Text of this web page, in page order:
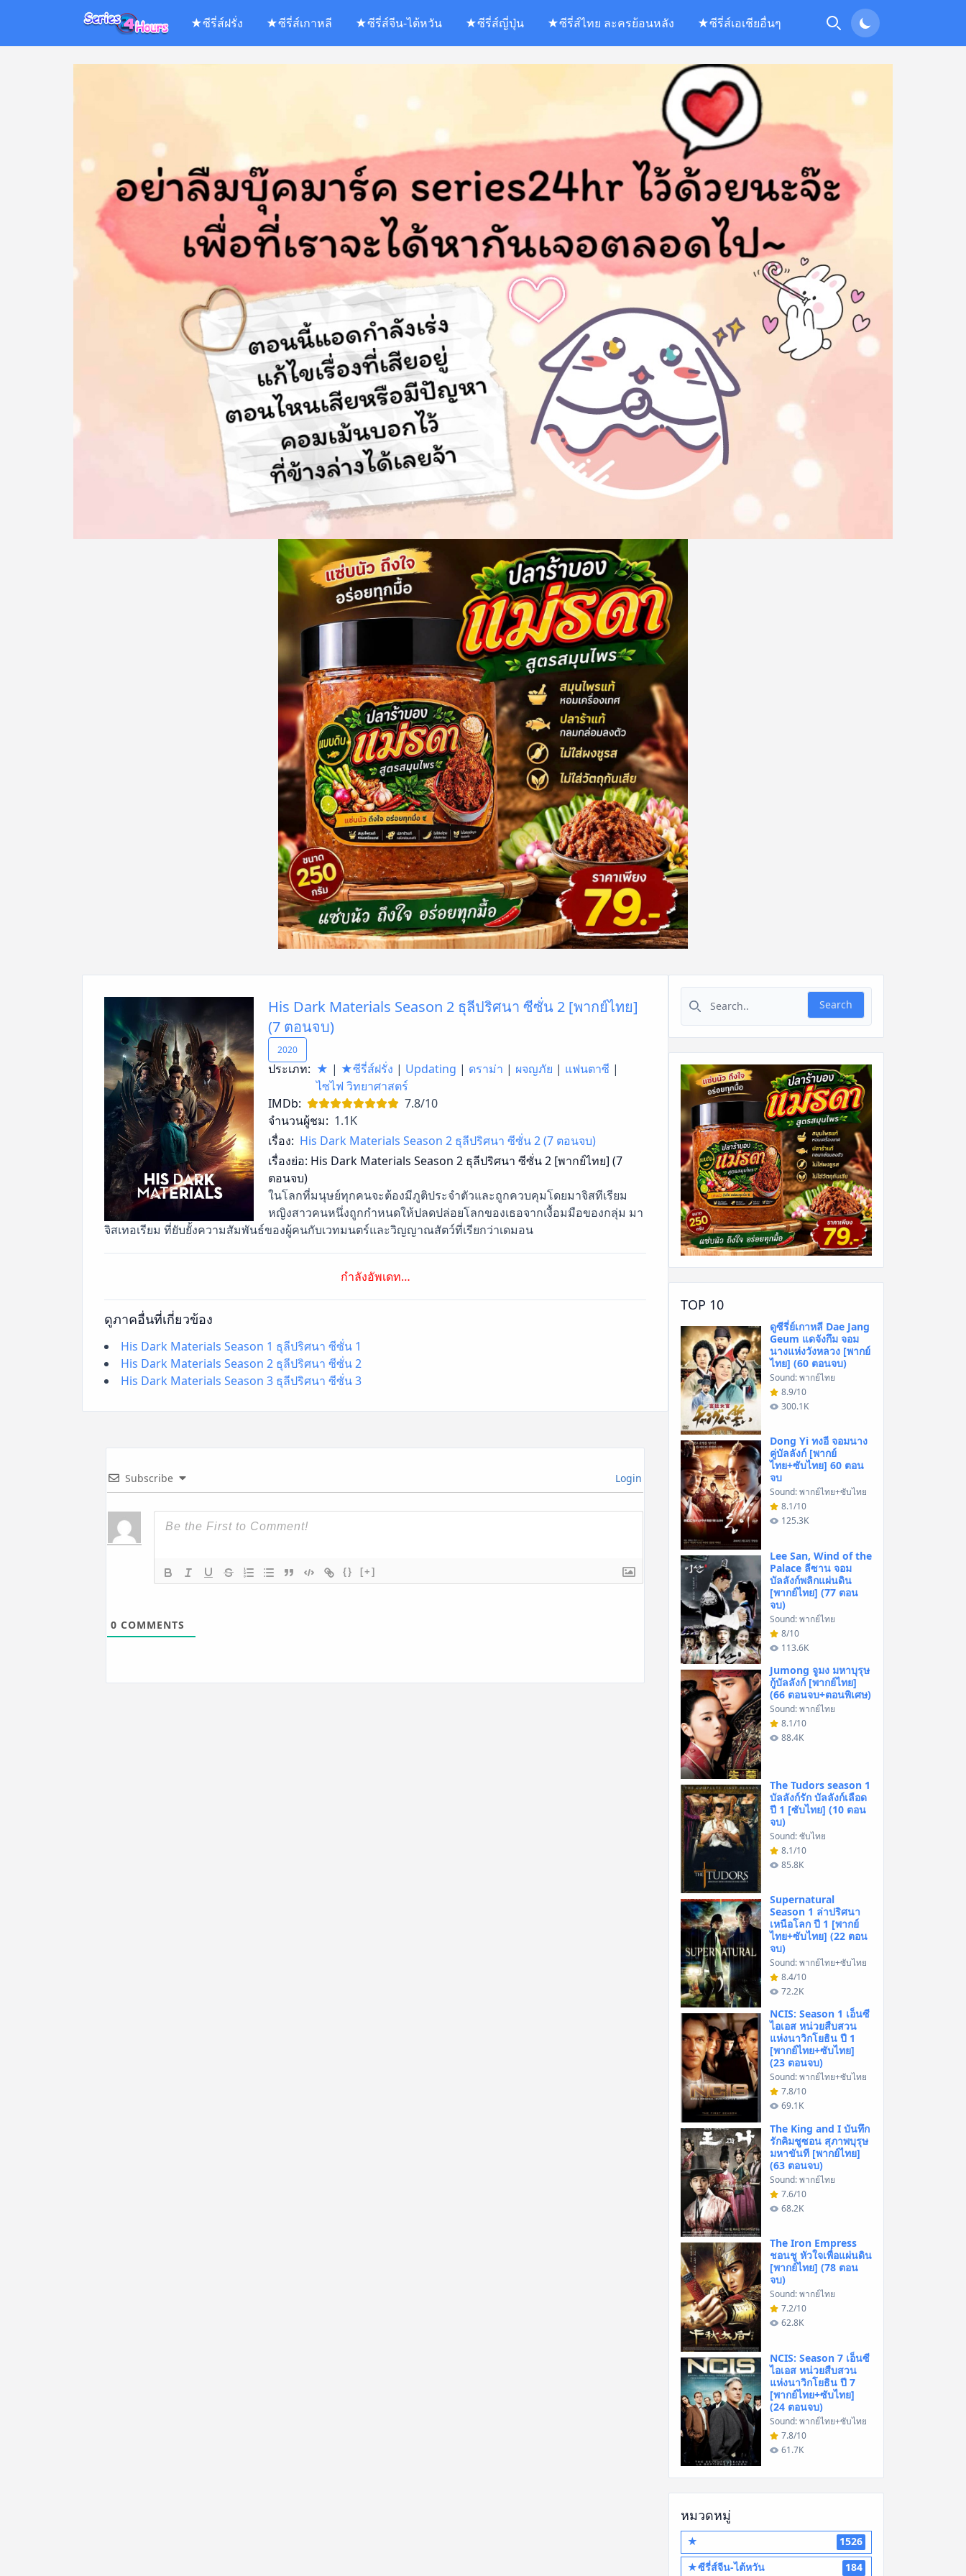
content
Search
★ซีรี่ส์ฝรั่ง ★ซีรี่ส์เกาหลี ★ซีรี่ส์จีน-ไต้หวัน ★ซีรี่ส์ญี่ปุ่น ★ซีรี่ส์ไทย ละครย้อนหลัง ★ซีรี่ส์เอเชียอื่นๆ
His Dark Materials Season 2 ธุลีปริศนา ซีซั่น 2 [พากย์ไทย]
(7 ตอนจบ)
2020
ประเภท: ★ | ★ซีรี่ส์ฝรั่ง | Updating | ดราม่า | ผจญภัย | แฟนตาซี |
ไซไฟ วิทยาศาสตร์
IMDb:
7.8/10
จำนวนผู้ชม: 1.1K
เรื่อง: His Dark Materials Season 2 ธุลีปริศนา ซีซั่น 2 (7 ตอนจบ)
เรื่องย่อ: His Dark Materials Season 2 ธุลีปริศนา ซีซั่น 2 [พากย์ไทย] (7
ตอนจบ)
ในโลกที่มนุษย์ทุกคนจะต้องมีภูติประจำตัวและถูกควบคุมโดยมาจิสทีเรียม
หญิงสาวคนหนึ่งถูกกำหนดให้ปลดปล่อยโลกของเธอจากเงื้อมมือของกลุ่ม มา
จิสเทอเรียม ที่ยับยั้งความสัมพันธ์ของผู้คนกับเวทมนตร์และวิญญาณสัตว์ที่เรียกว่าเดมอน
กำลังอัพเดท…
ดูภาคอื่นที่เกี่ยวข้อง
His Dark Materials Season 1 ธุลีปริศนา ซีซั่น 1
His Dark Materials Season 2 ธุลีปริศนา ซีซั่น 2
His Dark Materials Season 3 ธุลีปริศนา ซีซั่น 3
Subscribe Login
{} [+]
0 COMMENTS
Search for:
Search
TOP 10
ดูซีรี่ย์เกาหลี Dae Jang
Geum แดจังกึม จอม
นางแห่งวังหลวง [พากย์
ไทย] (60 ตอนจบ)
Sound: พากย์ไทย
8.9/10
300.1K
Dong Yi ทงอี จอมนาง
คู่บัลลังก์ [พากย์
ไทย+ซับไทย] 60 ตอน
จบ
Sound: พากย์ไทย+ซับไทย
8.1/10
125.3K
Lee San, Wind of the
Palace ลีซาน จอม
บัลลังก์พลิกแผ่นดิน
[พากย์ไทย] (77 ตอน
จบ)
Sound: พากย์ไทย
8/10
113.6K
Jumong จูมง มหาบุรุษ
กู้บัลลังก์ [พากย์ไทย]
(66 ตอนจบ+ตอนพิเศษ)
Sound: พากย์ไทย
8.1/10
88.4K
The Tudors season 1
บัลลังก์รัก บัลลังก์เลือด
ปี 1 [ซับไทย] (10 ตอน
จบ)
Sound: ซับไทย
8.1/10
85.8K
Supernatural
Season 1 ล่าปริศนา
เหนือโลก ปี 1 [พากย์
ไทย+ซับไทย] (22 ตอน
จบ)
Sound: พากย์ไทย+ซับไทย
8.4/10
72.2K
NCIS: Season 1 เอ็นซี
ไอเอส หน่วยสืบสวน
แห่งนาวิกโยธิน ปี 1
[พากย์ไทย+ซับไทย]
(23 ตอนจบ)
Sound: พากย์ไทย+ซับไทย
7.8/10
69.1K
The King and I บันทึก
รักคิมชูซอน สุภาพบุรุษ
มหาขันที [พากย์ไทย]
(63 ตอนจบ)
Sound: พากย์ไทย
7.6/10
68.2K
The Iron Empress
ชอนชู หัวใจเพื่อแผ่นดิน
[พากย์ไทย] (78 ตอน
จบ)
Sound: พากย์ไทย
7.2/10
62.8K
NCIS: Season 7 เอ็นซี
ไอเอส หน่วยสืบสวน
แห่งนาวิกโยธิน ปี 7
[พากย์ไทย+ซับไทย]
(24 ตอนจบ)
Sound: พากย์ไทย+ซับไทย
7.8/10
61.7K
หมวดหมู่
★
1526
★ซีรี่ส์จีน-ไต้หวัน
184